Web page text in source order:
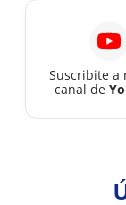
Suscribite a
canal de